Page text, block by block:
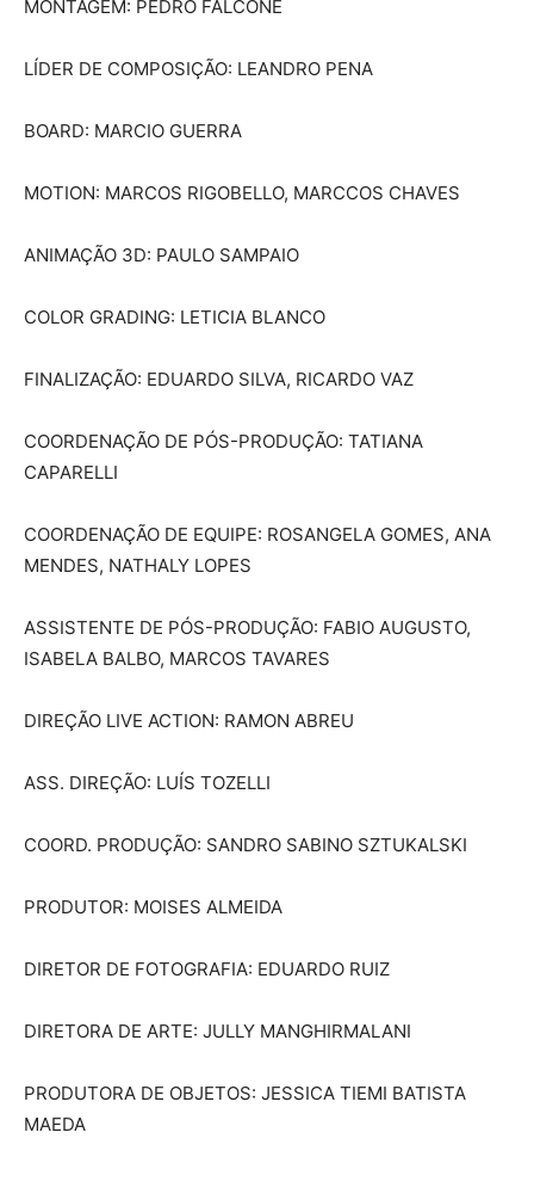
MONTAGEM: PEDRO FALCONE
LÍDER DE COMPOSIÇÃO: LEANDRO PENA
BOARD: MARCIO GUERRA
MOTION: MARCOS RIGOBELLO, MARCCOS CHAVES
ANIMAÇÃO 3D: PAULO SAMPAIO
COLOR GRADING: LETICIA BLANCO
FINALIZAÇÃO: EDUARDO SILVA, RICARDO VAZ
COORDENAÇÃO DE PÓS-PRODUÇÃO: TATIANA
CAPARELLI
COORDENAÇÃO DE EQUIPE: ROSANGELA GOMES, ANA
MENDES, NATHALY LOPES
ASSISTENTE DE PÓS-PRODUÇÃO: FABIO AUGUSTO,
ISABELA BALBO, MARCOS TAVARES
DIREÇÃO LIVE ACTION: RAMON ABREU
ASS. DIREÇÃO: LUÍS TOZELLI
COORD. PRODUÇÃO: SANDRO SABINO SZTUKALSKI
PRODUTOR: MOISES ALMEIDA
DIRETOR DE FOTOGRAFIA: EDUARDO RUIZ
DIRETORA DE ARTE: JULLY MANGHIRMALANI
PRODUTORA DE OBJETOS: JESSICA TIEMI BATISTA
MAEDA